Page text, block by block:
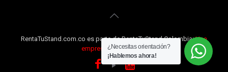
RentaTuStand.com.co es parte de RentaTuStand Colombia:Una
empresa Internacional
¿Necesitas orientación?
¡Hablemos ahora!